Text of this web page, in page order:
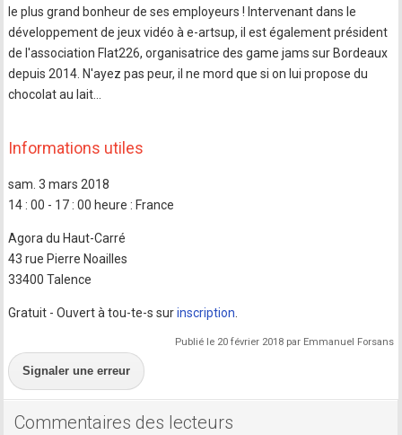
le plus grand bonheur de ses employeurs ! Intervenant dans le
développement de jeux vidéo à e-artsup, il est également président
de l'association Flat226, organisatrice des game jams sur Bordeaux
depuis 2014. N'ayez pas peur, il ne mord que si on lui propose du
chocolat au lait...
Informations utiles
sam. 3 mars 2018
14 : 00 - 17 : 00 heure : France
Agora du Haut-Carré
43 rue Pierre Noailles
33400 Talence
Gratuit - Ouvert à tou-te-s surinscription.
Publié le 20 février 2018 par Emmanuel Forsans
Signaler une erreur
Commentaires des lecteurs